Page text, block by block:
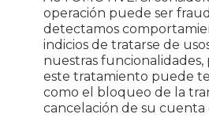
operación puede ser
detectamos
indicios de tratarse de
nuestras funcionalidades,
este tratamiento puede
como el bloqueo de la
cancelación de su cuenta